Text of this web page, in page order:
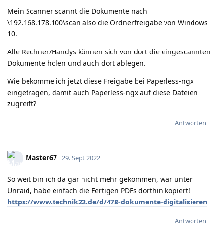
Mein Scanner scannt die Dokumente nach
\192.168.178.100\scan also die Ordnerfreigabe von Windows
10.
Alle Rechner/Handys können sich von dort die eingescannten
Dokumente holen und auch dort ablegen.
Wie bekomme ich jetzt diese Freigabe bei Paperless-ngx
eingetragen, damit auch Paperless-ngx auf diese Dateien
zugreift?
Antworten
Master67 29. Sept 2022
So weit bin ich da gar nicht mehr gekommen, war unter
Unraid, habe einfach die Fertigen PDFs dorthin kopiert!
https://www.technik22.de/d/478-dokumente-digitalisieren
Antworten